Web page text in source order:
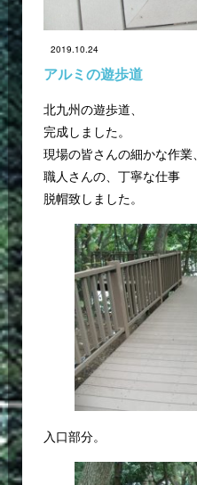
2019.10.24
アルミの遊歩道
北九州の遊歩道、
完成しました。
現場の皆さんの細かな作業、
職人さんの、丁寧な仕事
脱帽致しました。
入口部分。